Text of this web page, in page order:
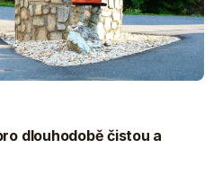
dlouhodobě čistou a